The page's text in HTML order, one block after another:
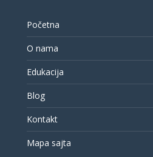
Početna
O nama
Edukacija
Blog
Kontakt
Mapa sajta